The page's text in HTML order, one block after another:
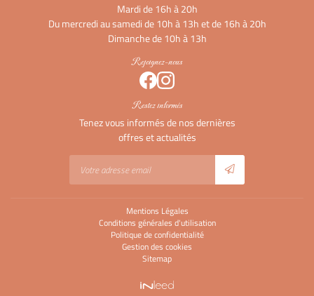
Mardi de 16h à 20h
Du mercredi au samedi de 10h à 13h et de 16h à 20h
Dimanche de 10h à 13h
Rejoignez-nous
Restez informés
Tenez vous informés de nos dernières
offres et actualités
Mentions Légales
Conditions générales d'utilisation
Politique de confidentialité
Gestion des cookies
Sitemap